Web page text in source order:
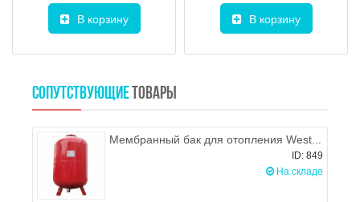
В корзину В корзину
СОПУТСТВУЮЩИЕ ТОВАРЫ
Мембранный бак для отопления Wester WRV 200 л
ID: 849
На складе